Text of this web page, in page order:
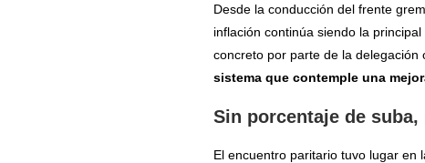
Desde la conducción del frente
inflación continúa siendo la
concreto por parte de la delegación
sistema que contemple una
Sin porcentaje de
El encuentro paritario tuvo lugar en